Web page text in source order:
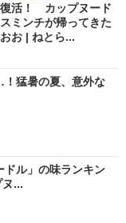
復活！ カップヌード
ミンチが帰ってきた
お | ねとら...
！猛暑の夏、意外な
ドル」の味ランキン
...